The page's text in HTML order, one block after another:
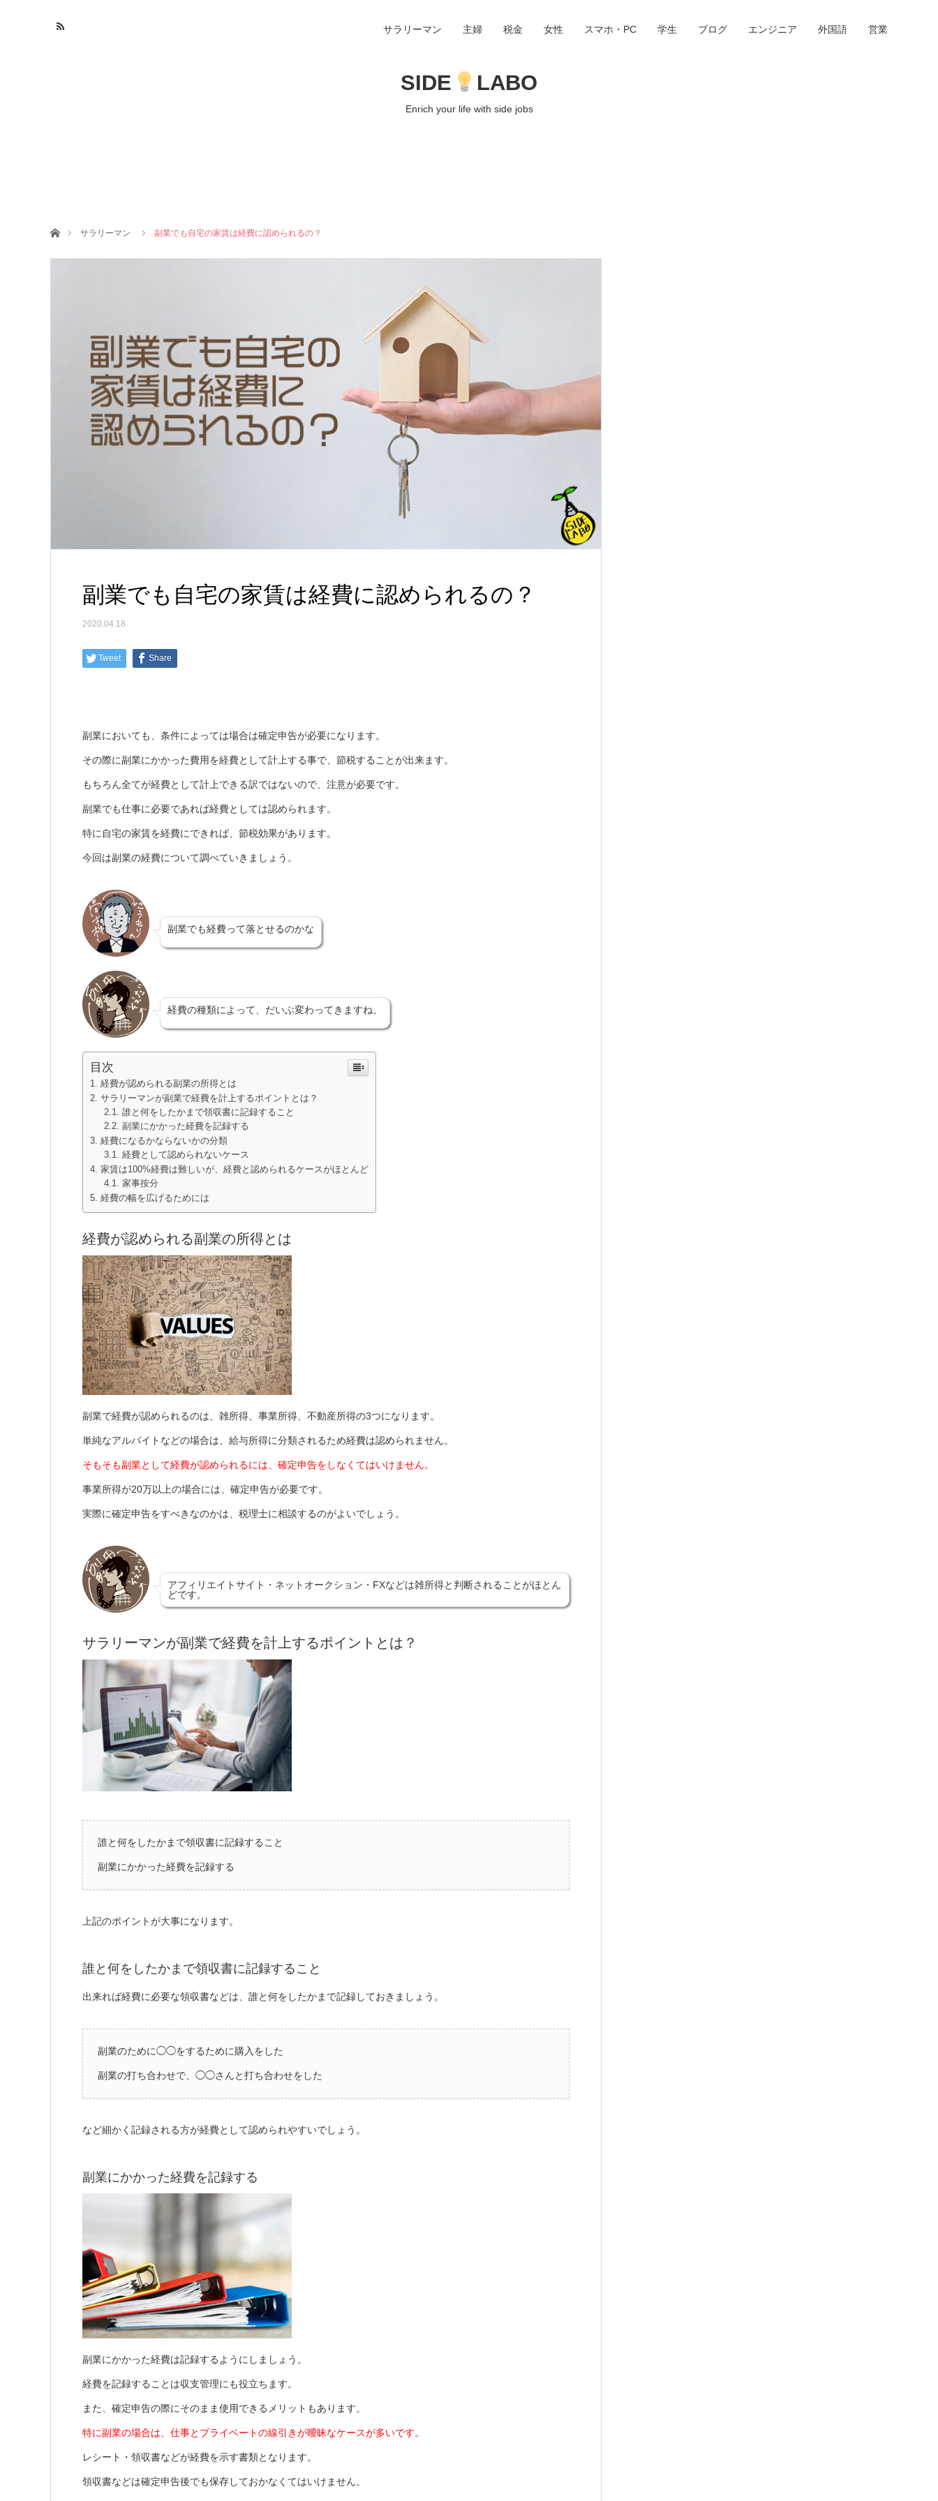
SIDE LABO
Enrich your life with side jobs
サラリーマン 主婦 税金 女性 スマホ・PC 学生 ブログ エンジニア 外国語 営業
ホームサラリーマン 副業でも自宅の家賃は経費に認められるの？
副業でも自宅の家賃は経費に認められるの？
2020.04.18
Tweet Share
副業においても、条件によっては場合は確定申告が必要になります。
その際に副業にかかった費用を経費として計上する事で、節税することが出来ます。
もちろん全てが経費として計上できる訳ではないので、注意が必要です。
副業でも仕事に必要であれば経費としては認められます。
特に自宅の家賃を経費にできれば、節税効果があります。
今回は副業の経費について調べていきましょう。
副業でも経費って落とせるのかな
経費の種類によって、だいぶ変わってきますね。
目次
経費が認められる副業の所得とは
サラリーマンが副業で経費を計上するポイントとは？
誰と何をしたかまで領収書に記録すること
副業にかかった経費を記録する
経費になるかならないかの分類
経費として認められないケース
家賃は100%経費は難しいが、経費と認められるケースがほとんど
家事按分
経費の幅を広げるためには
経費が認められる副業の所得とは
副業で経費が認められるのは、雑所得、事業所得、不動産所得の3つになります。
単純なアルバイトなどの場合は、給与所得に分類されるため経費は認められません。
そもそも副業として経費が認められるには、確定申告をしなくてはいけません。
事業所得が20万以上の場合には、確定申告が必要です。
実際に確定申告をすべきなのかは、税理士に相談するのがよいでしょう。
アフィリエイトサイト・ネットオークション・FXなどは雑所得と判断されることがほとん
どです。
サラリーマンが副業で経費を計上するポイントとは？
誰と何をしたかまで領収書に記録すること
副業にかかった経費を記録する
上記のポイントが大事になります。
誰と何をしたかまで領収書に記録すること
出来れば経費に必要な領収書などは、誰と何をしたかまで記録しておきましょう。
副業のために◯◯をするために購入をした
副業の打ち合わせで、◯◯さんと打ち合わせをした
など細かく記録される方が経費として認められやすいでしょう。
副業にかかった経費を記録する
副業にかかった経費は記録するようにしましょう。
経費を記録することは収支管理にも役立ちます。
また、確定申告の際にそのまま使用できるメリットもあります。
特に副業の場合は、仕事とプライベートの線引きが曖昧なケースが多いです。
レシート・領収書などが経費を示す書類となります。
領収書などは確定申告後でも保存しておかなくてはいけません。